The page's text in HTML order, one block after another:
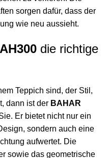
sorgen dafür, dass der
wie neu aussieht.
die richtige
Teppich sind, der Stil,
dann ist der BAHAR
Er bietet nicht nur ein
sondern auch eine
aufwertet. Die
sowie das geometrische